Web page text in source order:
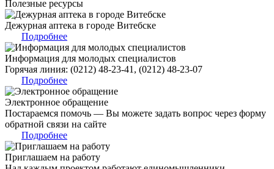
Полезные ресурсы
Дежурная аптека в городе Витебске
Подробнее
Информация для молодых специалистов
Горячая линия: (0212) 48-23-41, (0212) 48-23-07
Подробнее
Электронное обращение
Постараемся помочь — Вы можете задать вопрос через форму
обратной связи на сайте
Подробнее
Приглашаем на работу